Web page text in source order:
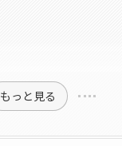
もっと見る